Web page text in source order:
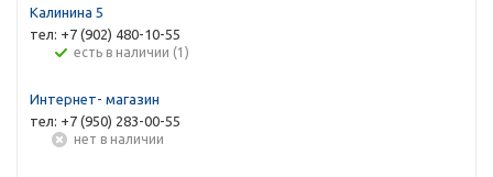
Калинина 5
тел: +7 (902) 480-10-55
Есть в наличии (1)
Интернет- магазин
тел: +7 (950) 283-00-55
Нет в наличии